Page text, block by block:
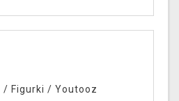
/ Figurki / Youtooz